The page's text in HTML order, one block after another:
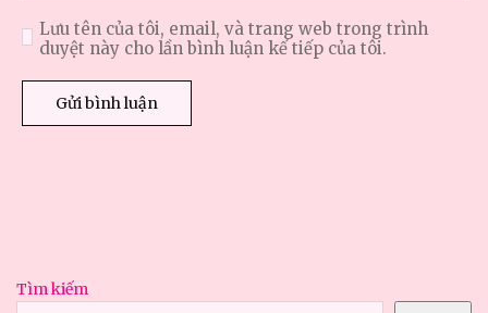
Lưu tên của tôi, email, và trang web trong trình
duyệt này cho lần bình luận kế tiếp của tôi.
Tìm kiếm